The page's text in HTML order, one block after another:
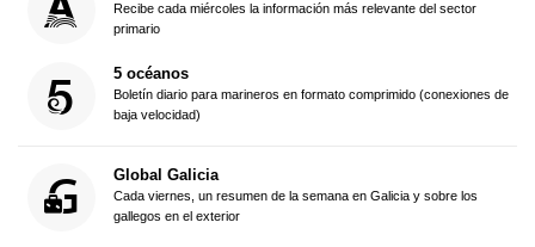
Recibe cada miércoles la información más relevante del sector
primario
5 océanos
Boletín diario para marineros en formato comprimido (conexiones de
baja velocidad)
Global Galicia
Cada viernes, un resumen de la semana en Galicia y sobre los
gallegos en el exterior